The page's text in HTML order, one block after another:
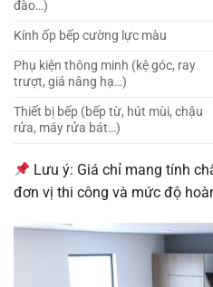
đào…)
Kính ốp bếp cường lực màu
Phụ kiện thông minh (kệ góc, ray
trượt, giá nâng hạ…)
Thiết bị bếp (bếp từ, hút mùi, chậu
rửa, máy rửa bát…)
Lưu ý: Giá chỉ mang tính
đơn vị thi công và mức độ